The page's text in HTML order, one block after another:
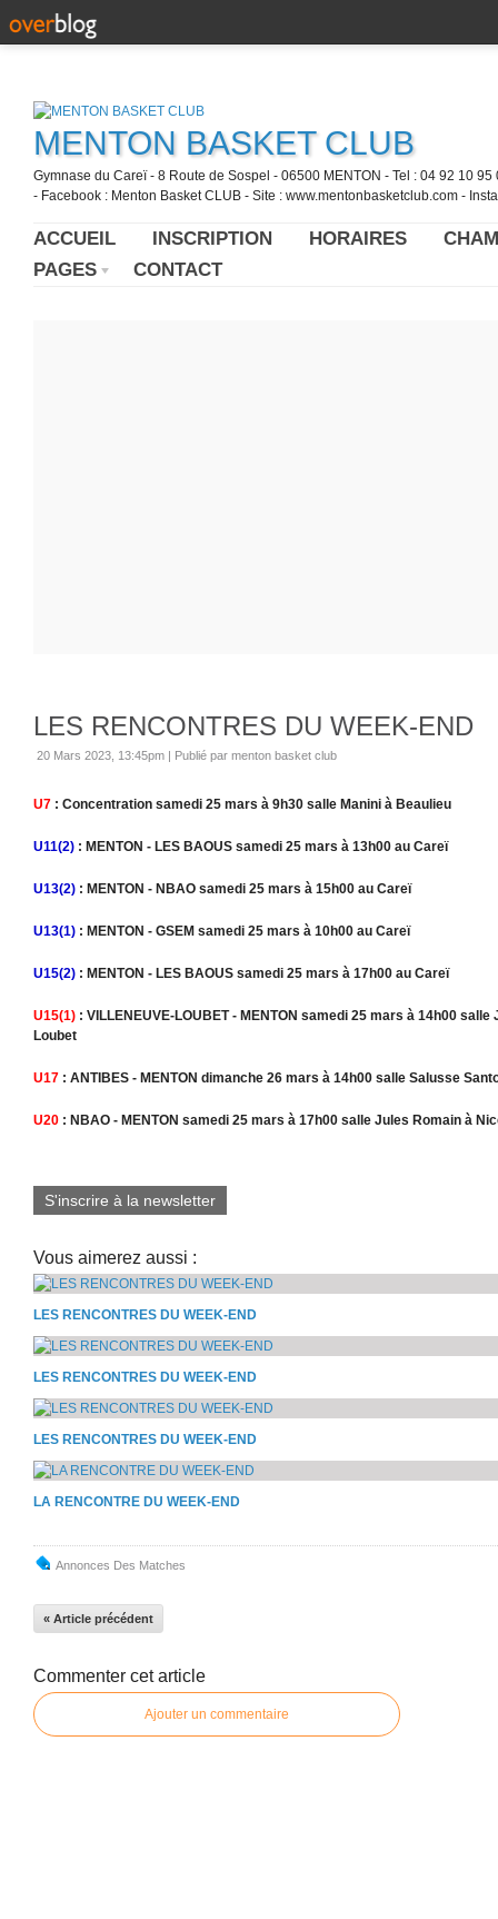
MENTON BASKET CLUB
Gymnase du Careï - 8 Route de Sospel - 06500 MENTON - Tel : 04 92 10
- Facebook : Menton Basket CLUB - Site : www.mentonbasketclub.com -
ACCUEIL INSCRIPTION HORAIRES
PAGES
CONTACT
LES RENCONTRES DU WEEK-END
20 Mars 2023, 13:45pm | Publié par menton basket club
U7 : Concentration samedi 25 mars à 9h30 salle Manini à Beaulieu
U11(2) : MENTON - LES BAOUS samedi 25 mars à 13h00 au Careï
U13(2) : MENTON - NBAO samedi 25 mars à 15h00 au Careï
U13(1) : MENTON - GSEM samedi 25 mars à 10h00 au Careï
U15(2) : MENTON - LES BAOUS samedi 25 mars à 17h00 au Careï
U15(1) : VILLENEUVE-LOUBET - MENTON samedi 25 mars à 14h00
Loubet
U17 : ANTIBES - MENTON dimanche 26 mars à 14h00 salle Salusse
U20 : NBAO - MENTON samedi 25 mars à 17h00 salle Jules Romain à
S'inscrire à la newsletter
Vous aimerez aussi :
LES RENCONTRES DU WEEK-END
LES RENCONTRES DU WEEK-END
LES RENCONTRES DU WEEK-END
LA RENCONTRE DU WEEK-END
Annonces Des Matches
« Article précédent
Commenter cet article
Ajouter un commentaire